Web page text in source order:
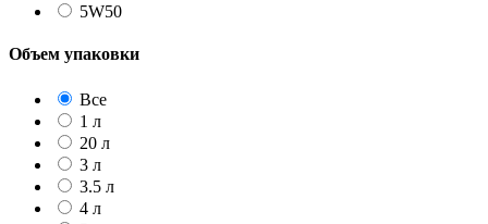
5W50
Объем упаковки
Все
1 л
20 л
3 л
3.5 л
4 л